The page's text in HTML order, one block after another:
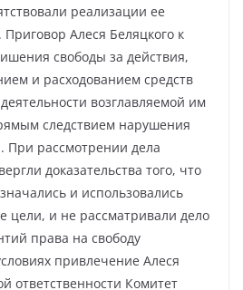
реализации ее
Алеся Беляцкого к
свободы за действия,
и расходованием средств
возглавляемой им
следствием нарушения
При рассмотрении дела
доказательства того, что
и использовались
цели, и не рассматривали дело
права на свободу
привлечение Алеся
ответственности Комитет